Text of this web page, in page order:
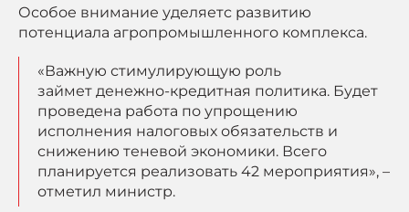
Особое внимание уделяетс развитию
потенциала агропромышленного комплекса.
«Важную стимулирующую роль
займет денежно-кредитная политика. Будет
проведена работа по упрощению
исполнения налоговых обязательств и
снижению теневой экономики. Всего
планируется реализовать 42 мероприятия», –
отметил министр.